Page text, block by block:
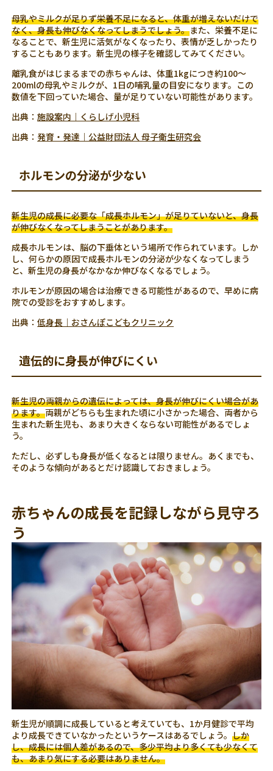
母乳やミルクが足りず栄養不足になると、体重が増えないだけで
なく、身長も伸びなくなってしまうでしょう。また、栄養不足に
なることで、新生児に活気がなくなったり、表情が乏しかったり
することもあります。新生児の様子を確認してみてください。
離乳食がはじまるまでの赤ちゃんは、体重1kgにつき約100～
200mlの母乳やミルクが、1日の哺乳量の目安になります。この
数値を下回っていた場合、量が足りていない可能性があります。
出典：施設案内｜くらしげ小児科
出典： 発育・発達｜公益財団法人 母子衛生研究会
ホルモンの分泌が少ない
新生児の成長に必要な「成長ホルモン」が足りていないと、身長
が伸びなくなってしまうことがあります。
成長ホルモンは、脳の下垂体という場所で作られています。しか
し、何らかの原因で成長ホルモンの分泌が少なくなってしまう
と、新生児の身長がなかなか伸びなくなるでしょう。
ホルモンが原因の場合は治療できる可能性があるので、早めに病
院での受診をおすすめします。
出典：低身長｜おさんぽこどもクリニック
遺伝的に身長が伸びにくい
新生児の両親からの遺伝によっては、身長が伸びにくい場合があ
ります。両親がどちらも生まれた頃に小さかった場合、両者から
生まれた新生児も、あまり大きくならない可能性があるでしょ
う。
ただし、必ずしも身長が低くなるとは限りません。あくまでも、
そのような傾向があるとだけ認識しておきましょう。
赤ちゃんの成長を記録しながら見守ろ
う
新生児が順調に成長していると考えていても、1か月健診で平均
より成長できていなかったというケースはあるでしょう。しか
し、成長には個人差があるので、多少平均より多くても少なくて
も、あまり気にする必要はありません。